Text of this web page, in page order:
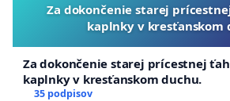
Za dokončenie starej
kaplnky v kresťanskom
Za dokončenie starej prícestnej
kaplnky v kresťanskom duchu.
35 podpisov